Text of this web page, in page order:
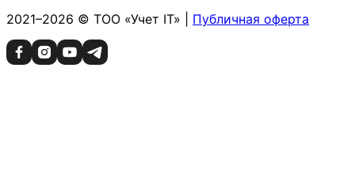
2021–2026 © ТОО «Учет IT» | Публичная оферта